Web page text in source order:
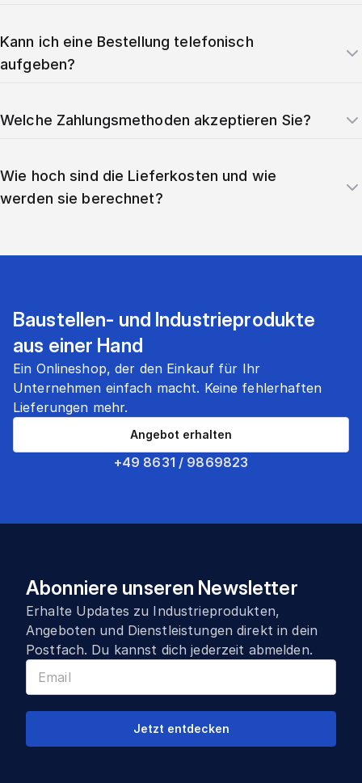
Kann ich eine Bestellung telefonisch
aufgeben?
Welche Zahlungsmethoden akzeptieren Sie?
Wie hoch sind die Lieferkosten und wie
werden sie berechnet?
Baustellen- und Industrieprodukte
aus einer Hand
Ein Onlineshop, der den Einkauf für Ihr
Unternehmen einfach macht. Keine fehlerhaften
Lieferungen mehr.
+49 8631 / 9869823
Angebot erhalten
Abonniere unseren Newsletter
Erhalte Updates zu Industrieprodukten,
Angeboten und Dienstleistungen direkt in dein
Postfach. Du kannst dich jederzeit abmelden.
Jetzt entdecken